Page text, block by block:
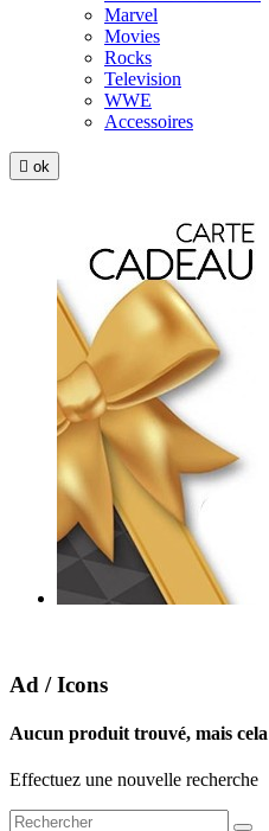
Marvel
Movies
Rocks
Television
WWE
Accessoires
 ok
Ad / Icons
Aucun produit trouvé, mais
Effectuez une nouvelle recherche